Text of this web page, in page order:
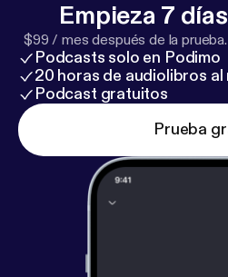
Empieza 7
$99 / mes después de la prueba.
Podcasts solo en Podimo
20 horas de audiolibros al
Podcast gratuitos
Prueba